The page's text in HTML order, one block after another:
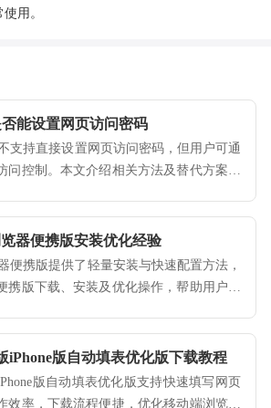
用。
能设置网页访问密码
支持直接设置网页访问密码，但用户可通
问控制。本文介绍相关方法及替代方案，
器便携版安装优化经验
便携版提供了轻量安装与快速配置方法，
携版下载、安装及优化操作，帮助用户提
iPhone版自动填表优化版下载教程
版自动填表优化版支持快速填写网页
效率，下载流程便捷，优化移动端浏览器